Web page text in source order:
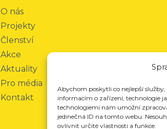
Abychom poskytli co nejlepší
informacím o zařízení, technologie
technologiemi nám umožní
jedinečná ID na tomto webu.
ovlivnit určité vlastnosti a funkce.
O nás
Projekty
Členství
Akce
Aktuality
Pro média
Kontakt